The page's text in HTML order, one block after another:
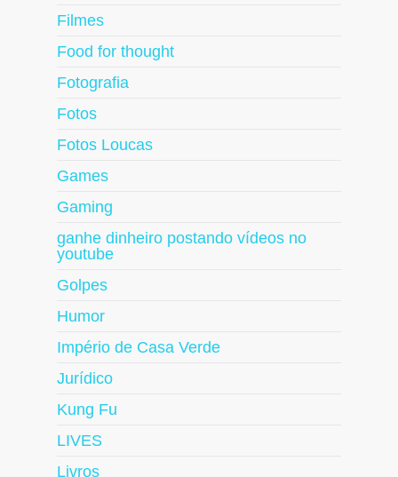
Filmes
Food for thought
Fotografia
Fotos
Fotos Loucas
Games
Gaming
ganhe dinheiro postando vídeos no
youtube
Golpes
Humor
Império de Casa Verde
Jurídico
Kung Fu
LIVES
Livros